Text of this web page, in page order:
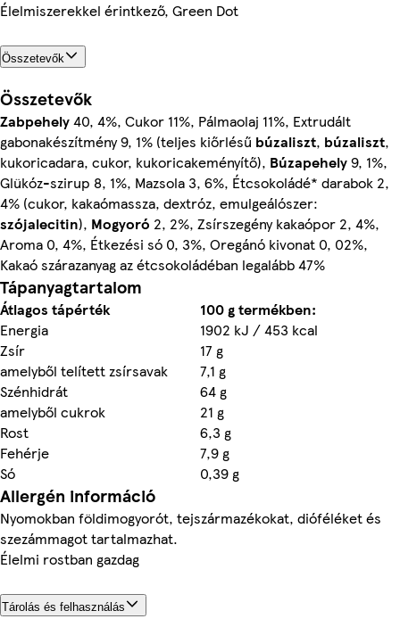
Élelmiszerekkel érintkező, Green Dot
Összetevők
Összetevők
Zabpehely40, 4%, Cukor 11%, Pálmaolaj 11%, Extrudált
gabonakészítmény 9, 1% (teljes kiőrlésű búzaliszt, búzaliszt,
kukoricadara, cukor, kukoricakeményítő), Búzapehely9, 1%,
Glükóz-szirup 8, 1%, Mazsola 3, 6%, Étcsokoládé* darabok 2,
4% (cukor, kakaómassza, dextróz, emulgeálószer:
szójalecitin), Mogyoró 2, 2%, Zsírszegény kakaópor 2, 4%,
Aroma 0, 4%, Étkezési só 0, 3%, Oregánó kivonat 0, 02%,
Kakaó szárazanyag az étcsokoládéban legalább 47%
Tápanyagtartalom
Átlagos tápérték
100 g termékben:
Energia
1902 kJ / 453 kcal
Zsír
17 g
amelyből telített zsírsavak
7,1 g
Szénhidrát
64 g
amelyből cukrok
21 g
Rost
6,3 g
Fehérje
7,9 g
Só
0,39 g
Allergén információ
Nyomokban földimogyorót, tejszármazékokat, dióféléket és
szezámmagot tartalmazhat.
Élelmi rostban gazdag
Tárolás és felhasználás